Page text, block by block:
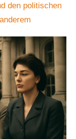
den politischen